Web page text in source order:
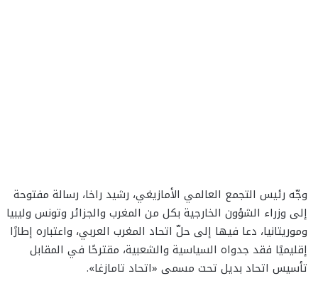
وجّه رئيس التجمع العالمي الأمازيغي، رشيد راخا، رسالة مفتوحة
إلى وزراء الشؤون الخارجية بكل من المغرب والجزائر وتونس وليبيا
وموريتانيا، دعا فيها إلى حلّ اتحاد المغرب العربي، واعتباره إطارًا
إقليميًا فقد جدواه السياسية والشعبية، مقترحًا في المقابل
تأسيس اتحاد بديل تحت مسمى «اتحاد تامازغا».